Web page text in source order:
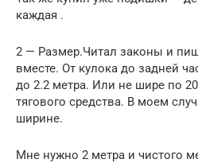
каждая .
2 — Размер.Читал законы и
вместе. От кулока до задней
до 2.2 метра. Или не шире по
тягового средства. В моем
ширине.
Мне нужно 2 метра и чистого